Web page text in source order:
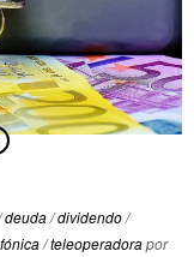
deuda/dividendo/
/teleoperadorapor